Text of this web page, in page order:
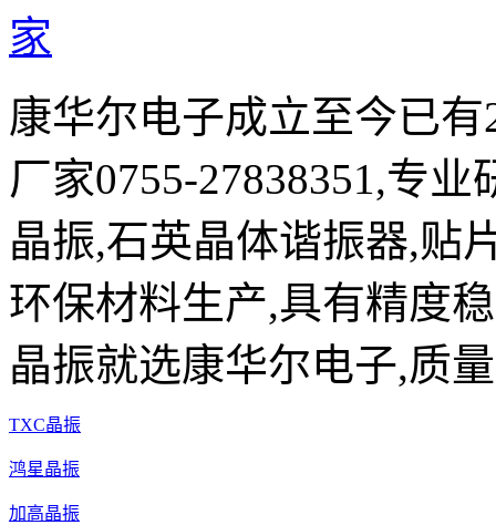
康华尔电子成立至今已
厂家0755-27838351,专
晶振,石英晶体谐振器,贴
环保材料生产,具有精度
晶振就选康华尔电子,质
TXC晶振
鸿星晶振
加高晶振